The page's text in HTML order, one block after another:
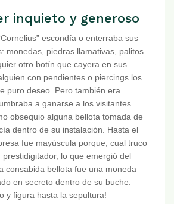
inquieto y generoso
escondía o enterraba sus
monedas, piedras llamativas, palitos
otro botín que cayera en sus
con pendientes o piercings los
puro deseo. Pero también era
a ganarse a los visitantes
obsequio alguna bellota tomada de
dentro de su instalación. Hasta el
fue mayúscula porque, cual truco
lo que emergió del
consabida bellota fue una moneda
en secreto dentro de su buche:
y figura hasta la sepultura!